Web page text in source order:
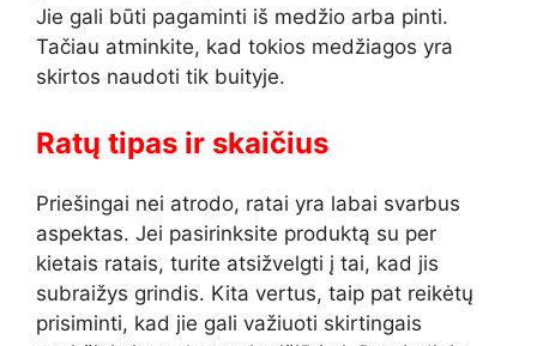
Jie gali būti pagaminti iš medžio arba pinti.
Tačiau atminkite, kad tokios medžiagos yra
skirtos naudoti tik buityje.
Ratų tipas ir skaičius
Priešingai nei atrodo, ratai yra labai svarbus
aspektas. Jei pasirinksite produktą su per
kietais ratais, turite atsižvelgti į tai, kad jis
subraižys grindis. Kita vertus, taip pat reikėtų
prisiminti, kad jie gali važiuoti skirtingais